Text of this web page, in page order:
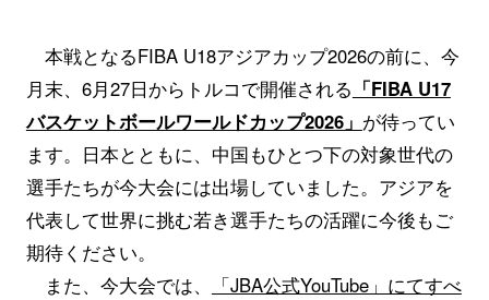
本戦となるFIBA U18アジアカップ2026の前に、今
月末、6月27日からトルコで開催される 「FIBA U17
バスケットボールワールドカップ2026」 が待ってい
ます。日本とともに、中国もひとつ下の対象世代の
選手たちが今大会には出場していました。アジアを
代表して世界に挑む若き選手たちの活躍に今後もご
期待ください。
また、今大会では、
「JBA公式YouTube」にてすべ